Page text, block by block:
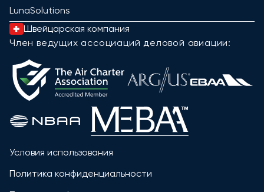
LunaSolutions
Швейцарская компания
Член ведущих ассоциаций деловой авиации:
Условия использования
Политика конфиденциальности